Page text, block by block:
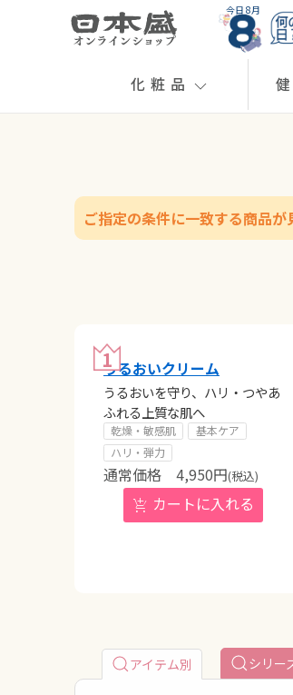
今日 8月
化粧品
ご指定の条件に一致する商品が
うるおいクリーム
うるおいを守り、ハリ・つやあ
ふれる上質な肌へ
乾燥・敏感肌
基本ケア
ハリ・弾力
4,950円(税込)
アイテム別 シリー